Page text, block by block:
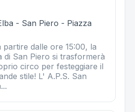
- San Piero - Piazza
dalle ore 15:00, la
di San Piero si trasformerà
circo per festeggiare il
stile! L' A.P.S. San